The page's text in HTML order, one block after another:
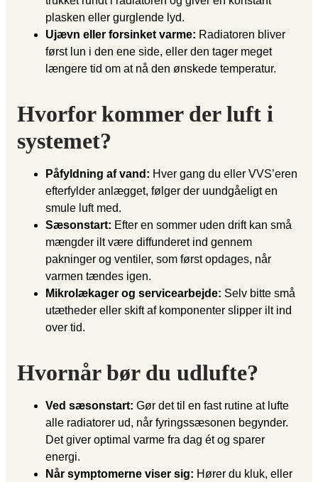
plasken eller gurglende lyd.
Ujævn eller forsinket varme: Radiatoren bliver
først lun i den ene side, eller den tager meget
længere tid om at nå den ønskede temperatur.
Hvorfor kommer der luft i
systemet?
Påfyldning af vand: Hver gang du eller VVS’eren
efterfylder anlægget, følger der uundgåeligt en
smule luft med.
Sæsonstart: Efter en sommer uden drift kan små
mængder ilt være diffunderet ind gennem
pakninger og ventiler, som først opdages, når
varmen tændes igen.
Mikrolækager og servicearbejde: Selv bitte små
utætheder eller skift af komponenter slipper ilt ind
over tid.
Hvornår bør du udlufte?
Ved sæsonstart: Gør det til en fast rutine at lufte
alle radiatorer ud, når fyringssæsonen begynder.
Det giver optimal varme fra dag ét og sparer
energi.
Når symptomerne viser sig: Hører du kluk, eller